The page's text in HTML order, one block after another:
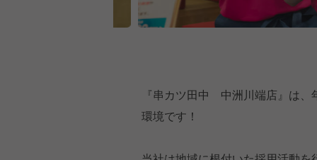
『串カツ田中 中洲川端店』は
環境です！